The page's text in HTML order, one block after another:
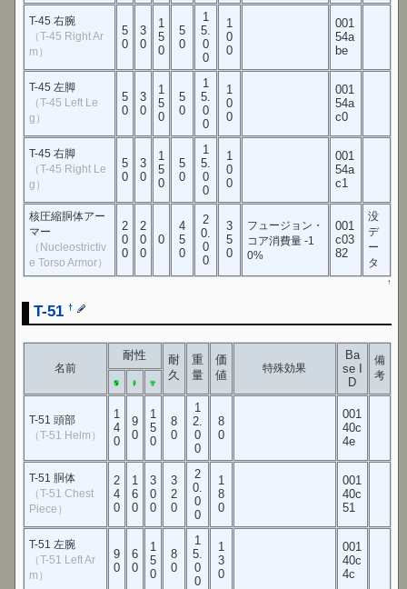
T-45 右腕
（T-45 Right Ar
m）
5
0
3
0
1
5
0
5
0
1
5.
0
0
1
0
0
001
54a
be
T-45 左脚
（T-45 Left Le
g）
5
0
3
0
1
5
0
5
0
1
5.
0
0
1
0
0
001
54a
c0
T-45 右脚
（T-45 Right Le
g）
5
0
3
0
1
5
0
5
0
1
5.
0
0
1
0
0
001
54a
c1
核圧縮胴体アー
マー
（Nucleostrictiv
e Torso Armor）
2
0
0
2
0
0
0
4
5
0
2
0.
0
0
3
5
0
フュージョン・
コア消費量 -1
0%
001
c03
82
没
デ
ー
タ
↑
T-51 †
名前
耐性
耐
久
重
量
価
値
特殊効果
Ba
se I
D
備
考
T-51 頭部
（T-51 Helm）
1
4
0
9
0
1
5
0
8
0
1
2.
0
0
8
0
001
40c
4e
T-51 胴体
（T-51 Chest
Piece）
2
4
0
1
6
0
3
0
0
3
2
0
2
0.
0
0
1
8
0
001
40c
51
T-51 左腕
（T-51 Left Ar
m）
9
0
6
0
1
5
0
8
0
1
5.
0
0
1
3
0
001
40c
4c